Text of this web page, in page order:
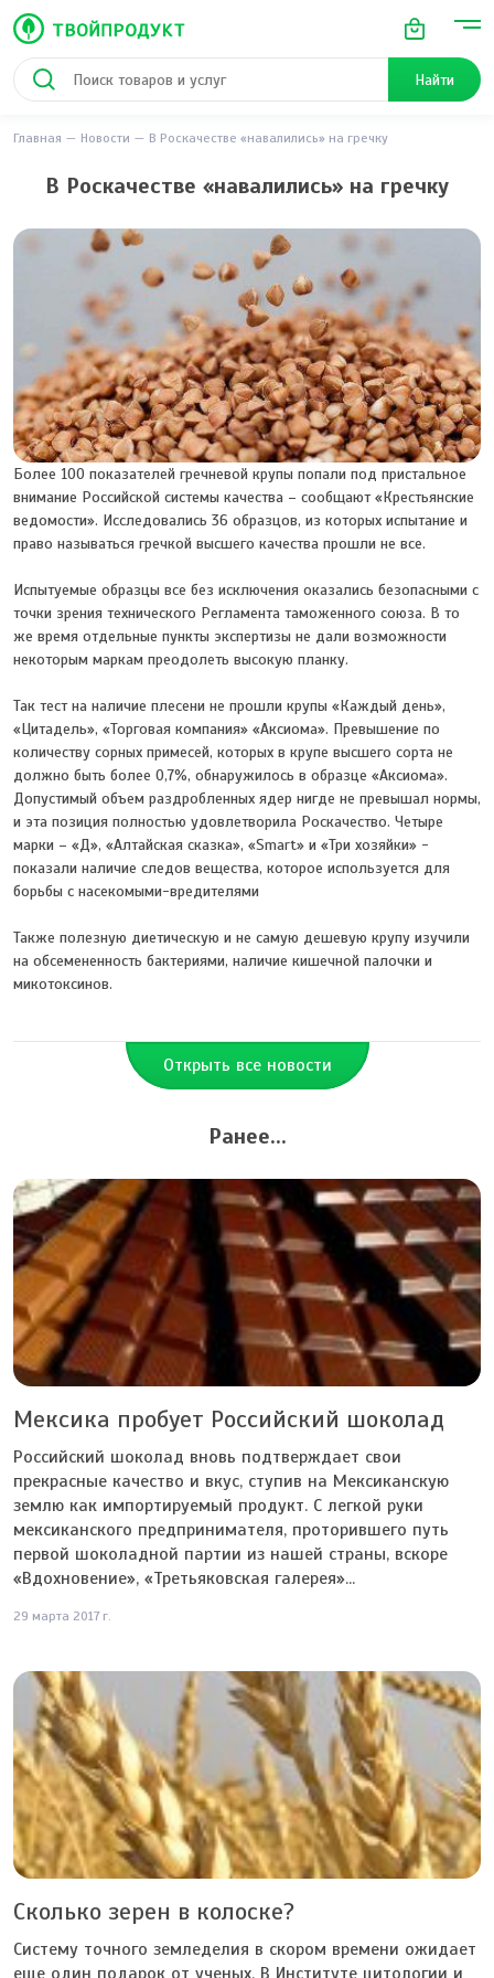
Найти
Главная Новости В Роскачестве «навалились» на гречку
В Роскачестве «навалились» на гречку
Более 100 показателей гречневой крупы попали под пристальное
внимание Российской системы качества – сообщают «Крестьянские
ведомости». Исследовались 36 образцов, из которых испытание и
право называться гречкой высшего качества прошли не все.
Испытуемые образцы все без исключения оказались безопасными с
точки зрения технического Регламента таможенного союза. В то
же время отдельные пункты экспертизы не дали возможности
некоторым маркам преодолеть высокую планку.
Так тест на наличие плесени не прошли крупы «Каждый день»,
«Цитадель», «Торговая компания» «Аксиома». Превышение по
количеству сорных примесей, которых в крупе высшего сорта не
должно быть более 0,7%, обнаружилось в образце «Аксиома».
Допустимый объем раздробленных ядер нигде не превышал нормы,
и эта позиция полностью удовлетворила Роскачество. Четыре
марки – «Д», «Алтайская сказка», «Smart» и «Три хозяйки» -
показали наличие следов вещества, которое используется для
борьбы с насекомыми-вредителями
Также полезную диетическую и не самую дешевую крупу изучили
на обсемененность бактериями, наличие кишечной палочки и
микотоксинов.
Открыть все новости
Ранее...
Мексика пробует Российский шоколад
Российский шоколад вновь подтверждает свои
прекрасные качество и вкус, ступив на Мексиканскую
землю как импортируемый продукт. С легкой руки
мексиканского предпринимателя, проторившего путь
первой шоколадной партии из нашей страны, вскоре
«Вдохновение», «Третьяковская галерея»...
29 марта 2017 г.
Сколько зерен в колоске?
Систему точного земледелия в скором времени ожидает
еще один подарок от ученых. В Институте цитологии и